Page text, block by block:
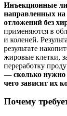
Инъекционные
направленных
отложений без
применяются в
и коленей.
результате
жировые клетки,
переработку
— сколько нужно
чего зависит их
Почему